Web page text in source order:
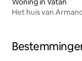
Het huis van